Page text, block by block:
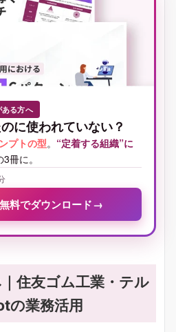
る方へ
に使われていない？
プトの型。 “定着する組織”に
冊に。
料でダウンロード →
住友ゴム工業・テル
の業務活用